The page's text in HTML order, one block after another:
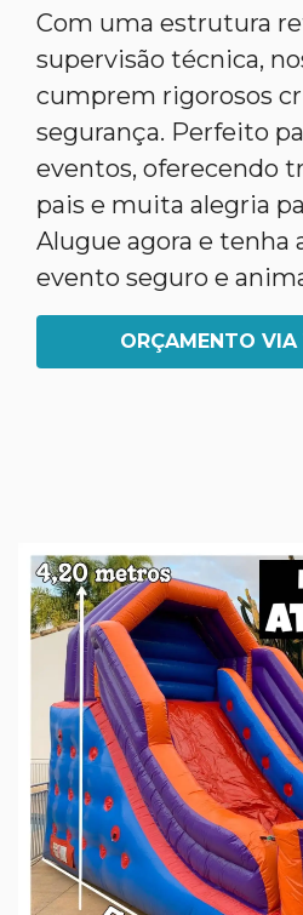
Com uma estrutura
supervisão técnica,
cumprem rigorosos
segurança. Perfeito
eventos, oferecendo
pais e muita alegria
Alugue agora e tenha
evento seguro e
ORÇAMENTO